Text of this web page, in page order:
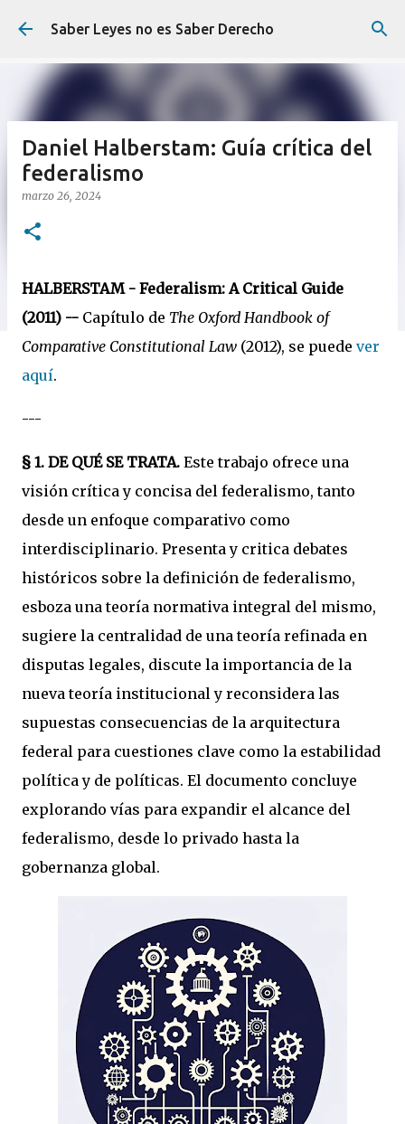
Ir al contenido principal
Saber Leyes no es Saber Derecho
Daniel Halberstam: Guía crítica del
federalismo
marzo 26, 2024
HALBERSTAM - Federalism: A Critical Guide
(2011) -- Capítulo de The Oxford Handbook of
Comparative Constitutional Law (2012), se puede ver
aquí.
---
§ 1. DE QUÉ SE TRATA. Este trabajo ofrece una
visión crítica y concisa del federalismo, tanto
desde un enfoque comparativo como
interdisciplinario. Presenta y critica debates
históricos sobre la definición de federalismo,
esboza una teoría normativa integral del mismo,
sugiere la centralidad de una teoría refinada en
disputas legales, discute la importancia de la
nueva teoría institucional y reconsidera las
supuestas consecuencias de la arquitectura
federal para cuestiones clave como la estabilidad
política y de políticas. El documento concluye
explorando vías para expandir el alcance del
federalismo, desde lo privado hasta la
gobernanza global.